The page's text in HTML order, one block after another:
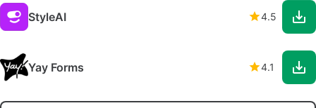
StyleAI 4.5
Yay Forms 4.1